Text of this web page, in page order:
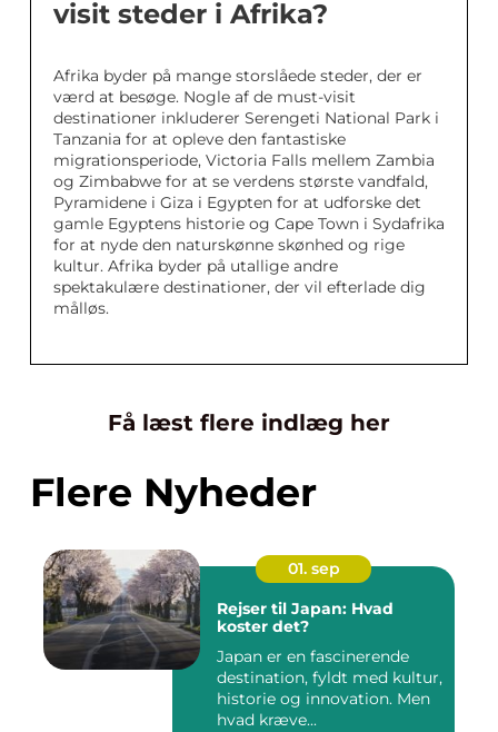
visit steder i Afrika?
Afrika byder på mange storslåede steder, der er
værd at besøge. Nogle af de must-visit
destinationer inkluderer Serengeti National Park i
Tanzania for at opleve den fantastiske
migrationsperiode, Victoria Falls mellem Zambia
og Zimbabwe for at se verdens største vandfald,
Pyramidene i Giza i Egypten for at udforske det
gamle Egyptens historie og Cape Town i Sydafrika
for at nyde den naturskønne skønhed og rige
kultur. Afrika byder på utallige andre
spektakulære destinationer, der vil efterlade dig
målløs.
Få læst flere indlæg her
Flere Nyheder
01. sep
Rejser til Japan: Hvad
koster det?
Japan er en fascinerende
destination, fyldt med kultur,
historie og innovation. Men
hvad kræve...